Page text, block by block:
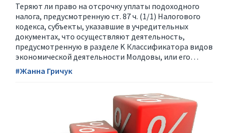
Теряют ли право на отсрочку уплаты подоходного
налога, предусмотренную ст. 87 ч. (1/1) Налогового
кодекса, субъекты, указавшие в учредительных
документах, что осуществляют деятельность,
предусмотренную в разделе K Классификатора видов
экономической деятельности Молдовы, или его…
#Жанна Гричук